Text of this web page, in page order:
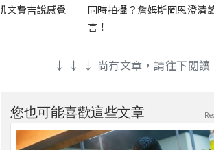
文費吉說感覺
同時拍攝？詹姆斯岡恩澄清
言！
↓ ↓ ↓ 尚有文章，請往下閱
您也可能喜歡這些文章